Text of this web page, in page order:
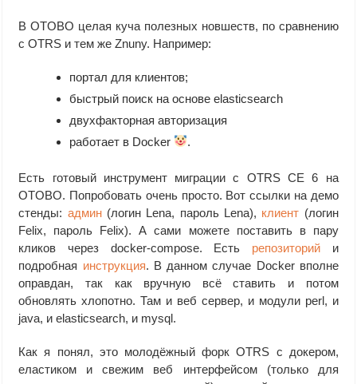
В OTOBO целая куча полезных новшеств, по сравнению
с OTRS и тем же Znuny. Например:
портал для клиентов;
быстрый поиск на основе elasticsearch
двухфакторная авторизация
работает в Docker
.
Есть готовый инструмент миграции с OTRS CE 6 на
OTOBO. Попробовать очень просто. Вот ссылки на демо
стенды: админ(логин Lena, пароль Lena), клиент (логин
Felix, пароль Felix). А сами можете поставить в пару
кликов через docker-compose. Есть репозиторий и
подробная инструкция. В данном случае Docker вполне
оправдан, так как вручную всё ставить и потом
обновлять хлопотно. Там и веб сервер, и модули perl, и
java, и elasticsearch, и mysql.
Как я понял, это молодёжный форк OTRS с докером,
еластиком и свежим веб интерфейсом (только для